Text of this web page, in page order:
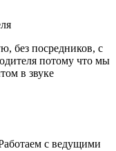
без посредников, с
потому что мы
в звуке
с ведущими